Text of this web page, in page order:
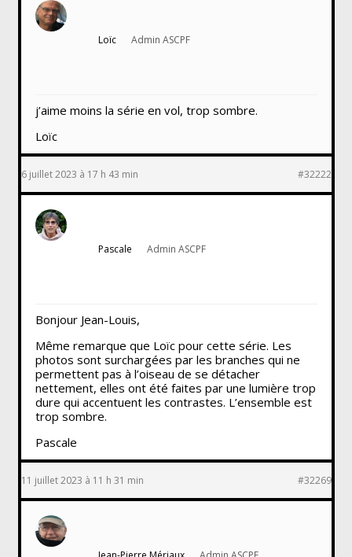
Loïc Admin ASCPF
j’aime moins la série en vol, trop sombre.
Loïc
6 juillet 2023 à 17 h 43 min #32222
Pascale Admin ASCPF
Bonjour Jean-Louis,
Même remarque que Loïc pour cette série. Les
photos sont surchargées par les branches qui ne
permettent pas à l’oiseau de se détacher
nettement, elles ont été faites par une lumière trop
dure qui accentuent les contrastes. L’ensemble est
trop sombre.
Pascale
11 juillet 2023 à 11 h 31 min #32269